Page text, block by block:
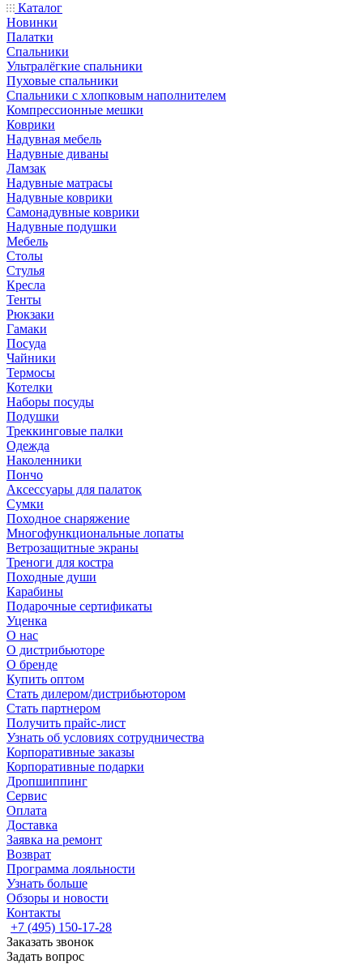
Каталог
Новинки
Палатки
Спальники
Ультралёгкие спальники
Пуховые спальники
Спальники с хлопковым наполнителем
Компрессионные мешки
Коврики
Надувная мебель
Надувные диваны
Ламзак
Надувные матрасы
Надувные коврики
Самонадувные коврики
Надувные подушки
Мебель
Столы
Стулья
Кресла
Тенты
Рюкзаки
Гамаки
Посуда
Чайники
Термосы
Котелки
Наборы посуды
Подушки
Треккинговые палки
Одежда
Наколенники
Пончо
Аксессуары для палаток
Сумки
Походное снаряжение
Многофункциональные лопаты
Ветрозащитные экраны
Треноги для костра
Походные души
Карабины
Подарочные сертификаты
Уценка
О нас
О дистрибьюторе
О бренде
Купить оптом
Стать дилером/дистрибьютором
Стать партнером
Получить прайс-лист
Узнать об условиях сотрудничества
Корпоративные заказы
Корпоративные подарки
Дропшиппинг
Сервис
Оплата
Доставка
Заявка на ремонт
Возврат
Программа лояльности
Узнать больше
Обзоры и новости
Контакты
+7 (495) 150-17-28
Заказать звонок
Задать вопрос